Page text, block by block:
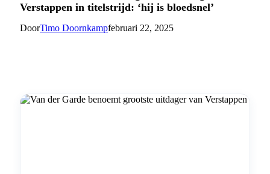
Verstappen in titelstrijd: ‘hij is bloedsnel’
DoorTimo Doornkampfebruari 22, 2025